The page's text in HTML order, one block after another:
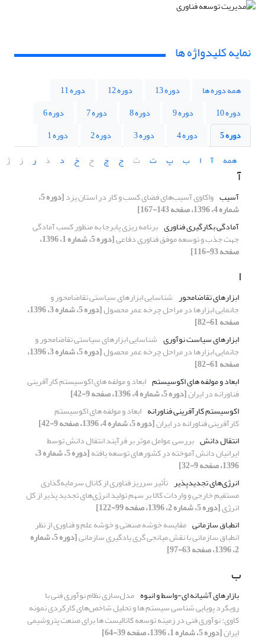
نمایه کلیدواژه ها
همه دوره ها دوره 13 دوره 12
دوره 11
دوره 10
دوره 9 دوره 8 دوره 7
دوره 6
دوره 5
دوره 4 دوره 3 دوره 2
دوره 1
همه
آ ا ب پ ت ث ج چ ح خ د ذ ر ز ژ
آ
آسیب واکاوی آسیب‌های فضای کسب و کار در استان یزد [دوره 5،
شماره 4، 1396، صفحه 143-167]
آمادگی بکارگیری فناوری برنامه ریزی پابرجا به منظور کسب آمادگی
جهت جذب و توسعه موفق فناوری دفاعی [دوره 5، شماره 1، 1396،
صفحه 93-116]
ا
ابزارهای تقاضامحور شناسایی ابزارهای سیاستی تقاضامحور و
جانمایی ابزارها در مراحل چرخه عمر محصول [دوره 5، شماره 3، 1396،
صفحه 61-82]
ابزارهای سیاست نوآوری شناسایی ابزارهای سیاستی تقاضامحور و
جانمایی ابزارها در مراحل چرخه عمر محصول [دوره 5، شماره 3، 1396،
صفحه 61-82]
ابعاد و مولفه ‏های اکوسیستم ابعاد و مولفه های اکوسیستم کارآفرینی
فناورانه در ایران[دوره 5، شماره 4، 1396، صفحه 9-42]
اکوسیستم کارآفرینی فناورانه ابعاد و مولفه های اکوسیستم
کارآفرینی فناورانه در ایران[دوره 5، شماره 4، 1396، صفحه 9-42]
انتقال دانش بررسی عوامل موثر بر فرآیند انتقال دانش توسط
ایرانیان دانش آموخته در کشورهای توسعه یافته [دوره 5، شماره 3،
1396، صفحه 9-32]
انرژی‌های تجدیدپذیر تأثیر سرریز فناوری از کانال سرمایه‌گذاری
مستقیم خارجی و واردات کالا بر سهم تولید انرژی‌های تجدید پذیر از کل
انرژی[دوره 5، شماره 2، 1396، صفحه 99-122]
انطباق سازمانی مقایسه خوشه صنعتی و خوشه علم و فناوری از نظر
انطباق سازمانی با نقش میانجی گری یادگیری سازمانی [دوره 5، شماره
2، 1396، صفحه 63-97]
ب
بازارهای آشیانه ای-واسط و انبوه مدل‌سازی نظام نوآوری فنی با
رویکرد پویایی شناسی سیستم ها و تحلیل شاخص‌های کارکردی نمونه
کاوی: نوآوری فنی در زمینه توسعه کاتالیست ها برای صنعت پتروشیمی
ایران[دوره 5، شماره 1، 1396، صفحه 39-64]